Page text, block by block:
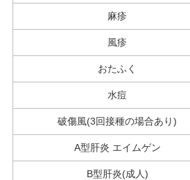
麻疹
風疹
おたふく
水痘
破傷風(3回接種の場合あり)
A型肝炎 エイムゲン
B型肝炎(成人)